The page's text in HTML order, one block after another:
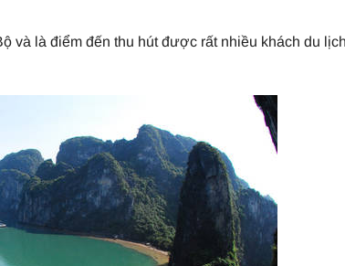
và là điểm đến thu hút được rất nhiều khách du